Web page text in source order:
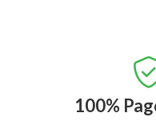
100%